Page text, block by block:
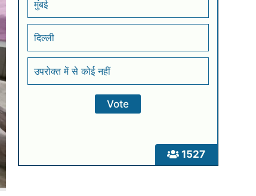
1527
मुंबई
दिल्ली
उपरोक्त में से कोई नहीं